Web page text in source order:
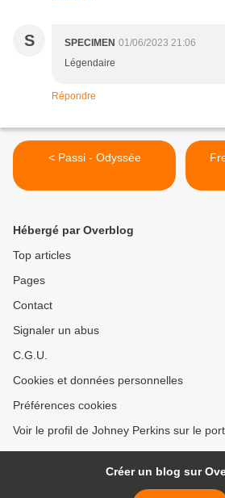
S SPECIMEN 01/06/2023 21:06
Légendaire
Répondre
< Passi - Odyssée
Hébergé par Overblog
Top articles
Pages
Contact
Signaler un abus
C.G.U.
Cookies et données personnelles
Préférences cookies
Voir le profil de Johney Perkins sur le
Créer un blog sur